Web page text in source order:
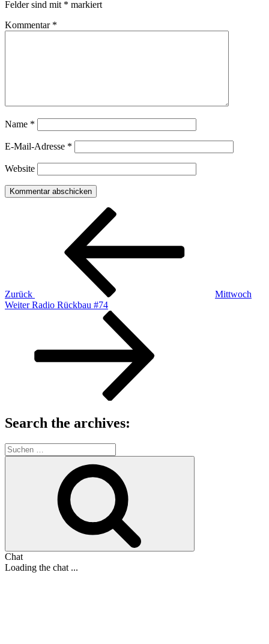
Felder sind mit * markiert
Kommentar *
Name *
E-Mail-Adresse *
Website
Beitragsnavigation
Zurück
Mittwoch
Nächster
Weiter Radio Rückbau #74
Search the archives:
Suche
nach:
Chat
Loading the chat ...